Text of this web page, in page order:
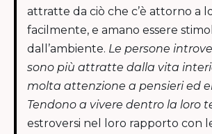
attratte da ciò che c’è attorno a
facilmente, e amano essere
dall’ambiente. Le persone
sono più attratte dalla vita
molta attenzione a pensieri ed
Tendono a vivere dentro la loro
estroversi nel loro rapporto con